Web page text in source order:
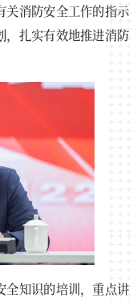
关消防安全工作的指示
，扎实有效地推进消防
全知识的培训，重点讲